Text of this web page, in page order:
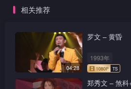
相关推荐
04:28
罗文 – 黄昏
1993年
郑秀文 – 煞